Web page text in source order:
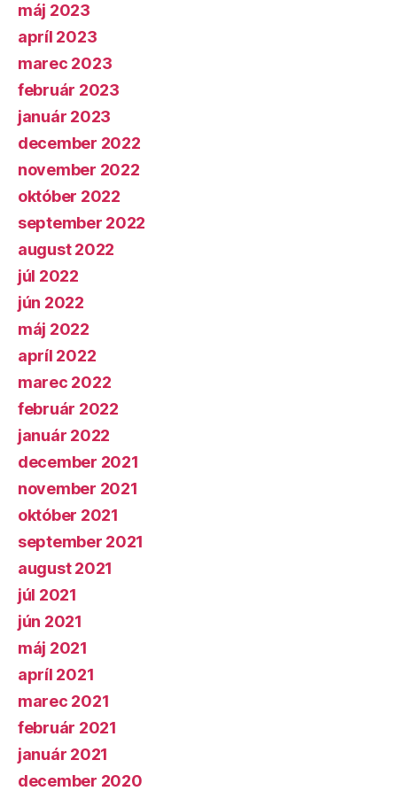
máj 2023
apríl 2023
marec 2023
február 2023
január 2023
december 2022
november 2022
október 2022
september 2022
august 2022
júl 2022
jún 2022
máj 2022
apríl 2022
marec 2022
február 2022
január 2022
december 2021
november 2021
október 2021
september 2021
august 2021
júl 2021
jún 2021
máj 2021
apríl 2021
marec 2021
február 2021
január 2021
december 2020